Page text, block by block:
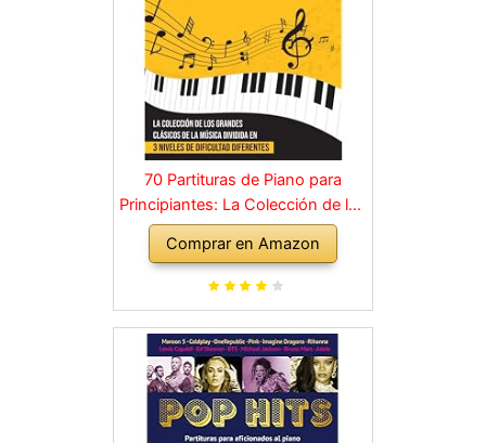
70 Partituras de Piano para
Principiantes: La Colección de los
Grandes Clásicos de la Música
dividida en 3 Niveles de dificultad
diferentes
Comprar en Amazon